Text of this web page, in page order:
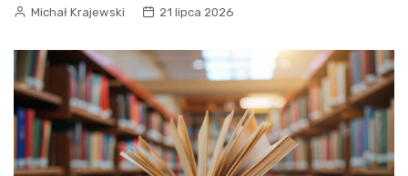
Michał Krajewski 21 lipca 2026